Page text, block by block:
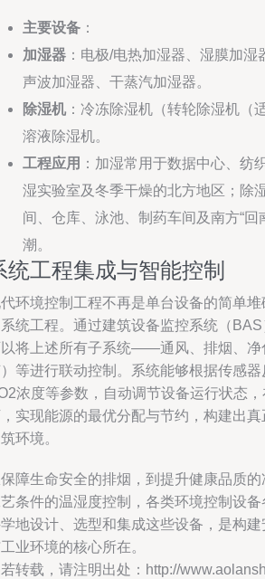
主要设备 ：
加湿器 ：电极/电热加湿器、湿膜加
声波加湿器、干蒸汽加湿器。
除湿机 ：冷冻除湿机（转轮除湿机（
溶液除湿机。
工程应用 ：加湿常用于数据中心、纺
湿实验室及冬季干燥的北方地区；除
间、仓库、泳池、制药车间及南方“回
潮。
统工程集成与智能控制
环境控制工程不再是单台设备的简单
统工程。通过建筑设备监控系统（
将上述所有子系统——通风、排烟、净
等进行联动控制。系统能够根据传感
浓度等参数，自动调节设备运行状态
实现能源的最优分配与节约，构建出
环境。
障生命安全的排烟，到提升健康品质
条件的温湿度控制，各类环境控制设
地设计、选型和集成这些设备，是构
业环境的核心所在。
转载，请注明出处：http://